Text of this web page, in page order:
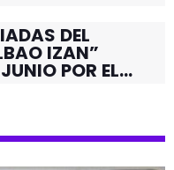
DEL
IZAN”
POR EL